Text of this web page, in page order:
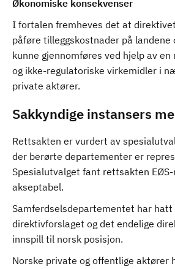
Økonomiske konsekvenser
I fortalen fremheves det at
påføre tilleggskostnader på
kunne gjennomføres ved hjelp av
og ikke-regulatoriske virkemidler i
private aktører.
Sakkyndige instansers
Rettsakten er vurdert av
der berørte departementer er
Spesialutvalget fant rettsakten
akseptabel.
Samferdselsdepartementet har hatt
direktivforslaget og det endelige
innspill til norsk posisjon.
Norske private og offentlige aktører